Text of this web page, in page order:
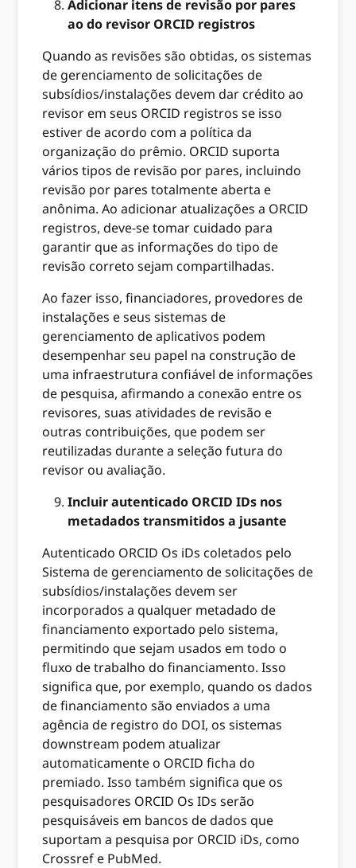
Adicionar itens de revisão por pares
ao do revisor ORCID registros
Quando as revisões são obtidas, os sistemas
de gerenciamento de solicitações de
subsídios/instalações devem dar crédito ao
revisor em seus ORCID registros se isso
estiver de acordo com a política da
organização do prêmio. ORCID suporta
vários tipos de revisão por pares, incluindo
revisão por pares totalmente aberta e
anônima. Ao adicionar atualizações a ORCID
registros, deve-se tomar cuidado para
garantir que as informações do tipo de
revisão correto sejam compartilhadas.
Ao fazer isso, financiadores, provedores de
instalações e seus sistemas de
gerenciamento de aplicativos podem
desempenhar seu papel na construção de
uma infraestrutura confiável de informações
de pesquisa, afirmando a conexão entre os
revisores, suas atividades de revisão e
outras contribuições, que podem ser
reutilizadas durante a seleção futura do
revisor ou avaliação.
Incluir autenticado ORCID IDs nos
metadados transmitidos a jusante
Autenticado ORCID Os iDs coletados pelo
Sistema de gerenciamento de solicitações de
subsídios/instalações devem ser
incorporados a qualquer metadado de
financiamento exportado pelo sistema,
permitindo que sejam usados ​​em todo o
fluxo de trabalho do financiamento. Isso
significa que, por exemplo, quando os dados
de financiamento são enviados a uma
agência de registro do DOI, os sistemas
downstream podem atualizar
automaticamente o ORCID ficha do
premiado. Isso também significa que os
pesquisadores ORCID Os IDs serão
pesquisáveis ​​em bancos de dados que
suportam a pesquisa por ORCID iDs, como
Crossref e PubMed.